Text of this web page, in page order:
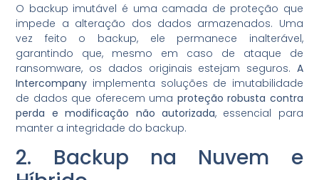
O backup imutável é uma camada de proteção que
impede a alteração dos dados armazenados. Uma
vez feito o backup, ele permanece inalterável,
garantindo que, mesmo em caso de ataque de
ransomware, os dados originais estejam seguros. A
Intercompany implementa soluções de imutabilidade
de dados que oferecem uma proteção robusta contra
perda e modificação não autorizada, essencial para
manter a integridade do backup.
2. Backup na Nuvem e